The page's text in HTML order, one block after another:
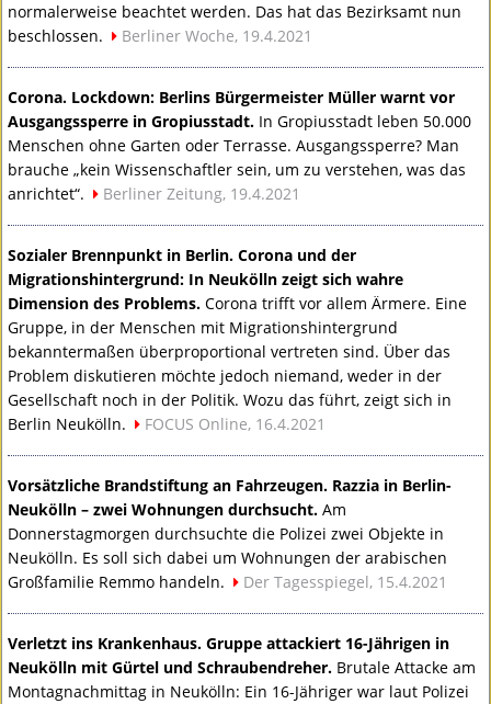
normalerweise beachtet werden. Das hat das Bezirksamt nun
beschlossen.
Berliner Woche, 19.4.2021
Corona. Lockdown: Berlins Bürgermeister Müller warnt vor
Ausgangssperre in Gropiusstadt. In Gropiusstadt leben 50.000
Menschen ohne Garten oder Terrasse. Ausgangssperre? Man
brauche „kein Wissenschaftler sein, um zu verstehen, was das
anrichtet“.
Berliner Zeitung, 19.4.2021
Sozialer Brennpunkt in Berlin. Corona und der
Migrationshintergrund: In Neukölln zeigt sich wahre
Dimension des Problems. Corona trifft vor allem Ärmere. Eine
Gruppe, in der Menschen mit Migrationshintergrund
bekanntermaßen überproportional vertreten sind. Über das
Problem diskutieren möchte jedoch niemand, weder in der
Gesellschaft noch in der Politik. Wozu das führt, zeigt sich in
Berlin Neukölln.
FOCUS Online, 16.4.2021
Vorsätzliche Brandstiftung an Fahrzeugen. Razzia in Berlin-
Neukölln – zwei Wohnungen durchsucht. Am
Donnerstagmorgen durchsuchte die Polizei zwei Objekte in
Neukölln. Es soll sich dabei um Wohnungen der arabischen
Großfamilie Remmo handeln.
Der Tagesspiegel, 15.4.2021
Verletzt ins Krankenhaus. Gruppe attackiert 16-Jährigen in
Neukölln mit Gürtel und Schraubendreher. Brutale Attacke am
Montagnachmittag in Neukölln: Ein 16-Jähriger war laut Polizei